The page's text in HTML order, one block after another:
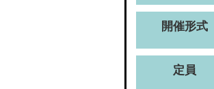
開催形式
定員